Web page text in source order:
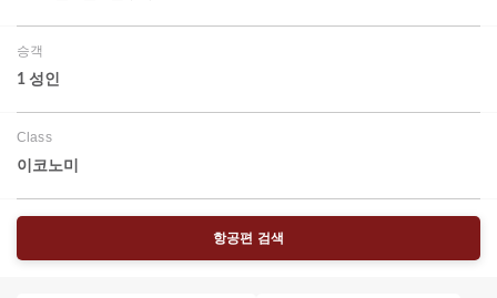
승객
1 성인
Class
이코노미
항공편 검색